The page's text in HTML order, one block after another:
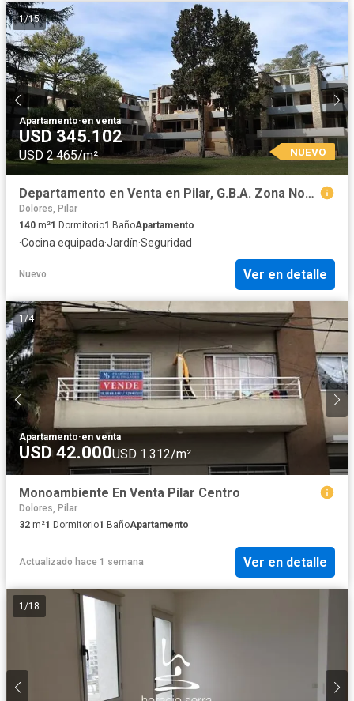
1/15
Apartamento·en venta
USD 345.102
USD 2.465/m² NUEVO
Departamento en Venta en Pilar, G.B.A. Zona Norte, Argentina
Dolores, Pilar
140 m²1 Dormitorio1 BañoApartamento
·Cocina equipada·Jardín·Seguridad
Nuevo Ver en detalle
1/4
Apartamento·en venta
USD 42.000USD 1.312/m²
Monoambiente En Venta Pilar Centro
Dolores, Pilar
32 m²1 Dormitorio1 BañoApartamento
Actualizado hace 1 semana Ver en detalle
1 /18